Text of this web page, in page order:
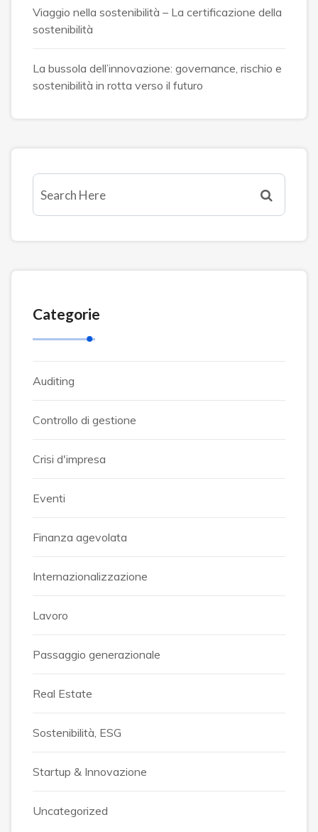
Viaggio nella sostenibilità – La certificazione della
sostenibilità
La bussola dell’innovazione: governance, rischio e
sostenibilità in rotta verso il futuro
Categorie
Auditing
Controllo di gestione
Crisi d'impresa
Eventi
Finanza agevolata
Internazionalizzazione
Lavoro
Passaggio generazionale
Real Estate
Sostenibilità, ESG
Startup & Innovazione
Uncategorized